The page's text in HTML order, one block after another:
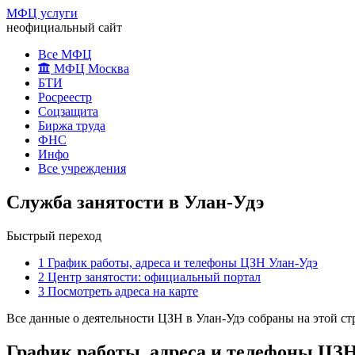
МФЦ услуги
неофициальный сайт
Все МФЦ
МФЦ Москва
БТИ
Росреестр
Соцзащита
Биржа труда
ФНС
Инфо
Все учреждения
Служба занятости в Улан-Удэ
Быстрый переход
1 График работы, адреса и телефоны ЦЗН Улан-Удэ
2 Центр занятости: официальный портал
3 Посмотреть адреса на карте
Все данные о деятельности ЦЗН в Улан-Удэ собраны на этой